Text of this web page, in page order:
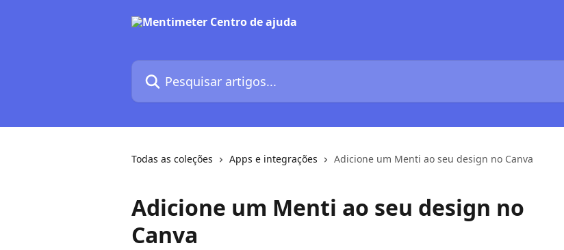
Pesquisar artigos...
Todas as coleções Apps e integrações Adicione um Menti ao seu design no Canva
Adicione um Menti ao seu design no
Canva